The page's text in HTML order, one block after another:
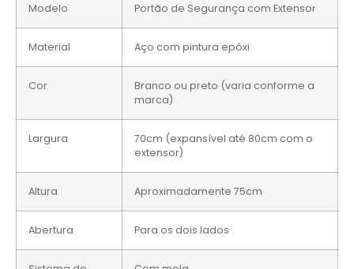
Modelo Portão de Segurança com Extensor
Material Aço com pintura epóxi
Cor
Branco ou preto (varia conforme a
marca)
Largura
70cm (expansível até 80cm com o
extensor)
Altura Aproximadamente 75cm
Abertura Para os dois lados